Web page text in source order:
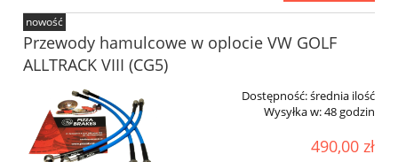
Przewody hamulcowe w oplocie VW GOLF
ALLTRACK VIII (CG5)
Dostępność:średnia ilość
Wysyłka w:48 godzin
490,00 zł
nowość